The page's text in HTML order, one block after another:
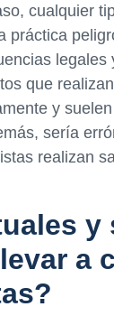
cualquier
práctica
legales
que
y
sería
realizan
a